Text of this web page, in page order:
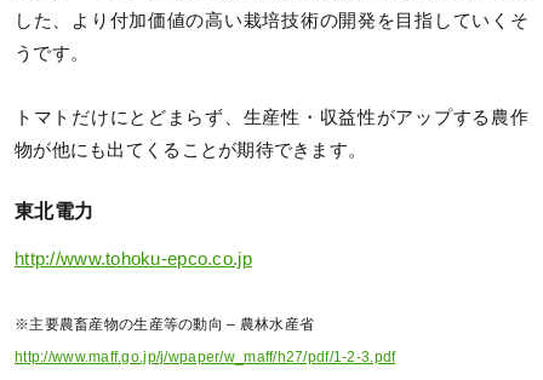
した、より付加価値の高い栽培技術の開発を目指していくそ
うです。
トマトだけにとどまらず、生産性・収益性がアップする農作
物が他にも出てくることが期待できます。
東北電力
http://www.tohoku-epco.co.jp
※主要農畜産物の生産等の動向 – 農林水産省
http://www.maff.go.jp/j/wpaper/w_maff/h27/pdf/1-2-3.pdf